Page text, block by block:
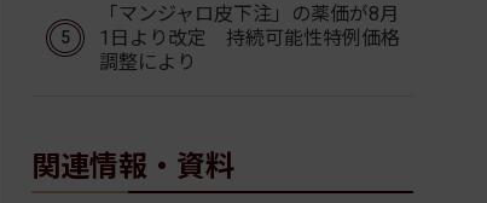
「マンジャロ皮下注」の薬価が8月
1日より改定 持続可能性特例価格
調整により
関連情報・資料